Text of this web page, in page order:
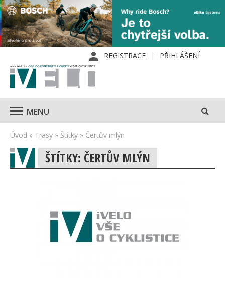
REGISTRACE PŘIHLÁŠENÍ
MENU
Úvod » Trasy » Štítky » Čertův mlýn
ŠTÍTKY: ČERTŮV MLÝN